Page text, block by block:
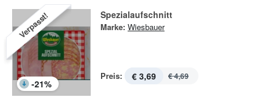
Verpasst!
-21%
Spezialaufschnitt
Marke: Wiesbauer
Preis: € 3,69 € 4,69